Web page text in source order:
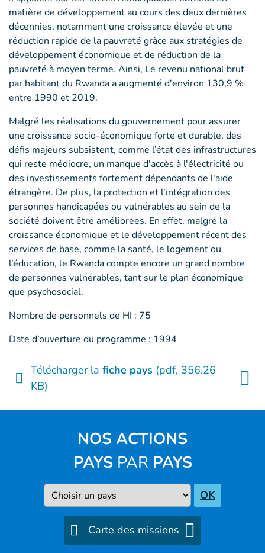
matière de développement au cours des deux dernières
décennies, notamment une croissance élevée et une
réduction rapide de la pauvreté grâce aux stratégies de
développement économique et de réduction de la
pauvreté à moyen terme. Ainsi, Le revenu national brut
par habitant du Rwanda a augmenté d'environ 130,9 %
entre 1990 et 2019.
Malgré les réalisations du gouvernement pour assurer
une croissance socio-économique forte et durable, des
défis majeurs subsistent, comme l’état des infrastructures
qui reste médiocre, un manque d'accès à l'électricité ou
des investissements fortement dépendants de l'aide
étrangère. De plus, la protection et l’intégration des
personnes handicapées ou vulnérables au sein de la
société doivent être améliorées. En effet, malgré la
croissance économique et le développement récent des
services de base, comme la santé, le logement ou
l’éducation, le Rwanda compte encore un grand nombre
de personnes vulnérables, tant sur le plan économique
que psychosocial.
Nombre de personnels de HI : 75
Date d’ouverture du programme : 1994
Télécharger la fiche pays (pdf, 356.26
KB)
NOS ACTIONS
PAYSPAR PAYS
Pays OK
Carte des missions